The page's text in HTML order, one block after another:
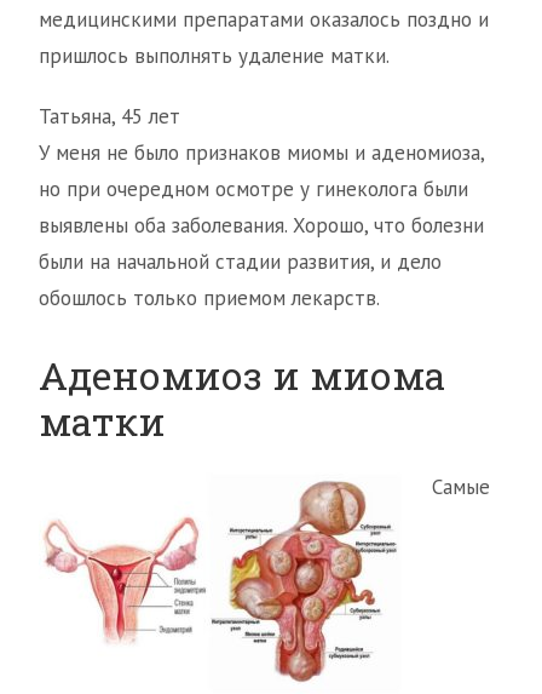
медицинскими препаратами оказалось поздно и
пришлось выполнять удаление матки.
Татьяна, 45 лет
У меня не было признаков миомы и аденомиоза,
но при очередном осмотре у гинеколога были
выявлены оба заболевания. Хорошо, что болезни
были на начальной стадии развития, и дело
обошлось только приемом лекарств.
Аденомиоз и миома
матки
Самые